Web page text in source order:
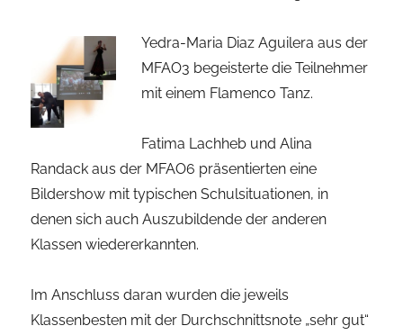
Yedra-Maria Diaz Aguilera aus der
MFAO3 begeisterte die Teilnehmer
mit einem Flamenco Tanz.
Fatima Lachheb und Alina
Randack aus der MFAO6 präsentierten eine
Bildershow mit typischen Schulsituationen, in
denen sich auch Auszubildende der anderen
Klassen wiedererkannten.
Im Anschluss daran wurden die jeweils
Klassenbesten mit der Durchschnittsnote „sehr gut“